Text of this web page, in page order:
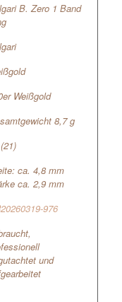
B. Zero 1 Band
Weißgold
8,7 g
ca. 4,8 mm
ca. 2,9 mm
976
und